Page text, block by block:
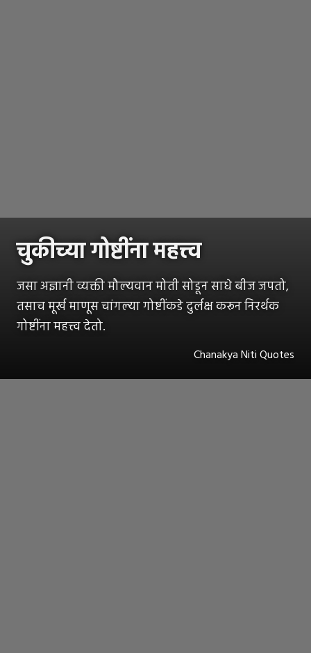
चुकीच्या गोष्टींना महत्त्व
जसा अज्ञानी व्यक्ती मौल्यवान मोती सोडून साधे बीज जपतो,
तसाच मूर्ख माणूस चांगल्या गोष्टींकडे दुर्लक्ष करून निरर्थक
गोष्टींना महत्त्व देतो.
Chanakya Niti Quotes